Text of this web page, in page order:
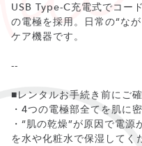
USB Type-C充電式でコー
の電極を採用。日常の“な
ケア機器です。
--
■レンタルお手続き前にご
・4つの電極部全てを肌に
・“肌の乾燥”が原因で電
を水や化粧水で保湿してく